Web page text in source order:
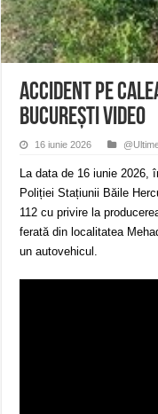
Accident pe
București VIDEO
16 iunie 2026
La data de 16 iunie 2026,
Poliției Stațiunii Băile
112 cu privire la
ferată din localitatea
un autovehicul.